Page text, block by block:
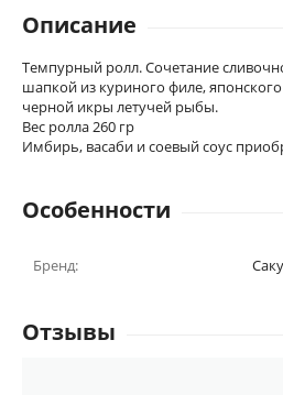
Описание
Темпурный ролл. Сочетание
шапкой из куриного филе,
черной икры летучей рыбы.
Вес ролла 260 гр
Имбирь, васаби и соевый соус
Особенности
Бренд:
Отзывы